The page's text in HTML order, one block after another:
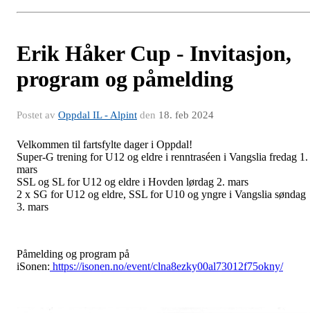
Erik Håker Cup - Invitasjon,
program og påmelding
Postet av Oppdal IL - Alpint den 18. feb 2024
Velkommen til fartsfylte dager i Oppdal!
Super-G trening for U12 og eldre i renntraséen i Vangslia fredag 1.
mars
SSL og SL for U12 og eldre i Hovden lørdag 2. mars
2 x SG for U12 og eldre, SSL for U10 og yngre i Vangslia søndag
3. mars
Påmelding og program på
iSonen: https://isonen.no/event/clna8ezky00al73012f75okny/